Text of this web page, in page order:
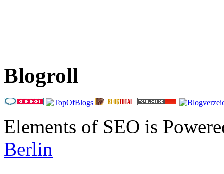
Blogroll
Elements of SEO is
Berlin